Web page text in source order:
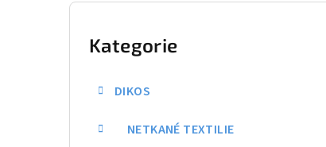
P
Přeskočit
kategorie
Kategorie
DIKOS
NETKANÉ TEXTILIE